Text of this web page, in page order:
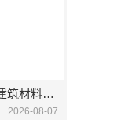
海南万赢饰家新型建筑材料有限公司乡村自建门窗焕新
2026-08-07